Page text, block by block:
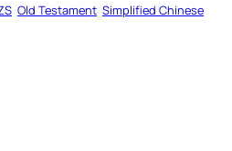
Old Testament Simplified Chinese